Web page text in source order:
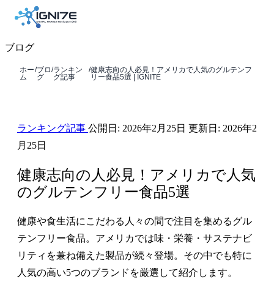
ブログ
ホー
ム
/ブロ
グ
/ランキン
グ記事
/健康志向の人必見！アメリカで人気のグルテンフ
リー食品5選 | IGNITE
ランキング記事 公開日: 2026年2月25日 更新日: 2026年2
月25日
健康志向の人必見！アメリカで人気
のグルテンフリー食品5選
健康や食生活にこだわる人々の間で注目を集めるグル
テンフリー食品。アメリカでは味・栄養・サステナビ
リティを兼ね備えた製品が続々登場。その中でも特に
人気の高い5つのブランドを厳選して紹介します。